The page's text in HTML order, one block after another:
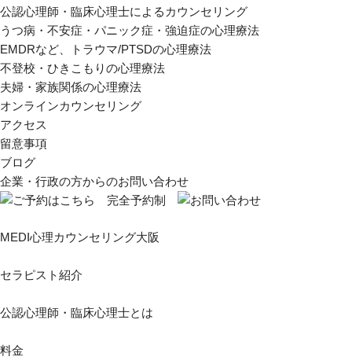
公認心理師・臨床心理士によるカウンセリング
うつ病・不安症・パニック症・強迫症の心理療法
EMDRなど、トラウマ/PTSDの心理療法
不登校・ひきこもりの心理療法
夫婦・家族関係の心理療法
オンラインカウンセリング
アクセス
留意事項
ブログ
企業・行政の方からのお問い合わせ
MEDI心理カウンセリング大阪
セラピスト紹介
公認心理師・臨床心理士とは
料金